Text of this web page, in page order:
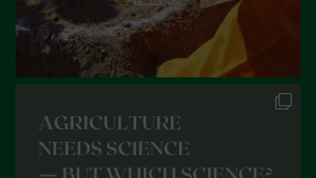
Gennaio 2022
Dicembre 2021
Novembre 2021
Settembre 2021
Agosto 2021
Luglio 2021